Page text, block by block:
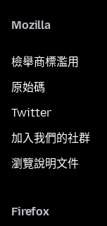
Mozilla
檢舉商標濫用
原始碼
Twitter
加入我們的社群
瀏覽說明文件
Firefox